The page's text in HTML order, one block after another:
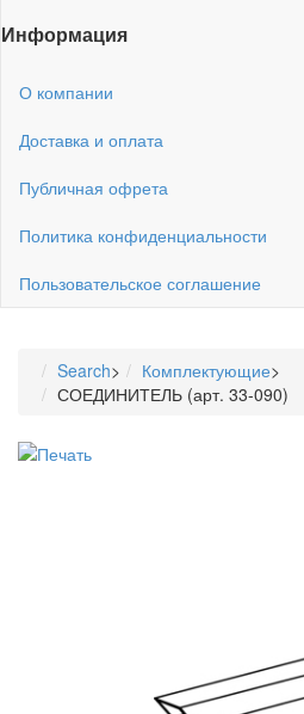
Информация
О компании
Доставка и оплата
Публичная офрета
Политика конфиденциальности
Пользовательское соглашение
Search> Комплектующие>
СОЕДИНИТЕЛЬ (арт. 33-090)